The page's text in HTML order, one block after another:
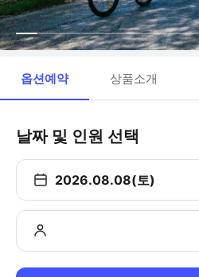
옵션예약 상품소개
날짜 및 인원 선택
2026.08.08(토)